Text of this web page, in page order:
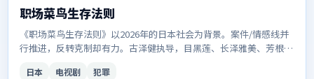
职场菜鸟生存法则
《职场菜鸟生存法则》以2026年的日本社会为背景。案件/情感线并
行推进，反转克制却有力。古泽健执导，目黑莲、长泽雅美、芳根京
日本 电视剧 犯罪